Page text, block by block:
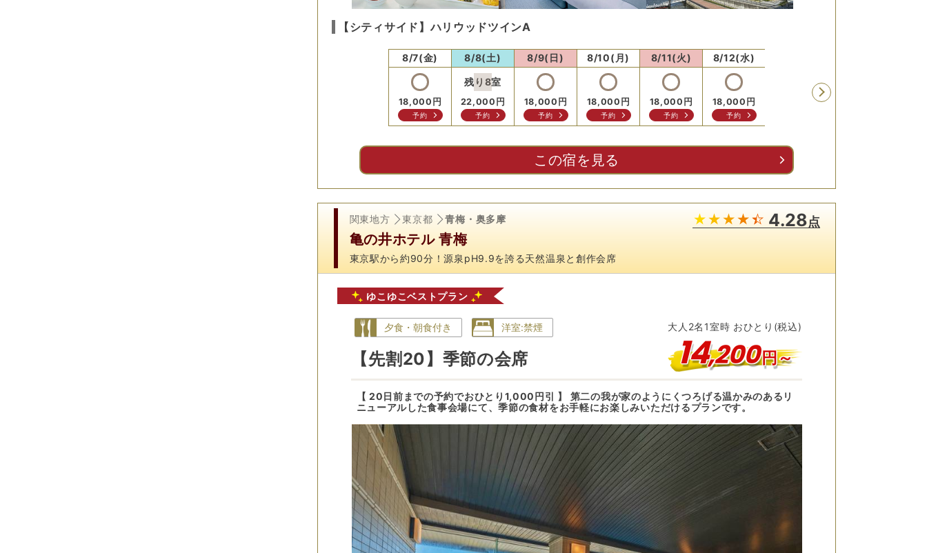
【シティサイド】ハリウッドツインA
8/7(金)
18,000 円
予約
8/8(土)
残り 8室
22,000 円
予約
8/9(日)
18,000 円
予約
8/10(月)
18,000 円
予約
8/11(火)
18,000 円
予約
8/12(水)
18,000 円
予約
円
この宿を見る
関東地方 東京都 青梅・奥多摩 4.28点
亀の井ホテル 青梅
東京駅から約90分！源泉pH9.9を誇る天然温泉と創作会席
ゆこゆこベストプラン
夕食・朝食付き 洋室:禁煙
【先割20】季節の会席
大人 2名 1室時 おひとり(税込)
14,200円～
【 20日前までの予約でおひとり1,000円引 】 第二の我が家のようにくつろげる温かみのあるリ
ニューアルした食事会場にて、季節の食材をお手軽にお楽しみいただけるプランです。